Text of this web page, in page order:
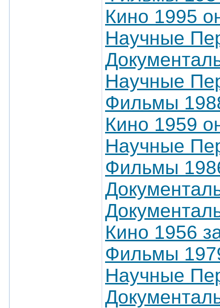
Кино 1995
Научные
Научные
Фильмы
Кино 1959
Научные
Фильмы
Кино 1956
Фильмы
Научные